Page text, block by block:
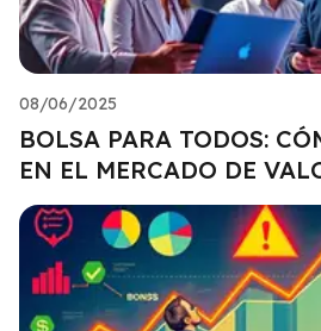
08/06/2025
BOLSA PARA TODOS:
EN EL MERCADO DE